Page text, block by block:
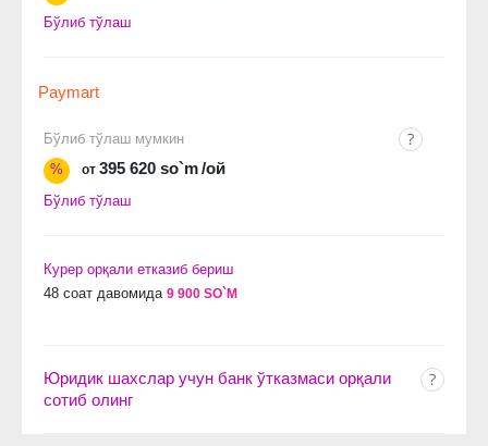
Бўлиб тўлаш
Paymart
Бўлиб тўлаш мумкин
%
от 395 620 so`m/ой
Бўлиб тўлаш
Курер орқали етказиб бериш
48 соат давомида 9 900 SO`M
Юридик шахслар учун банк ўтказмаси орқали
сотиб олинг